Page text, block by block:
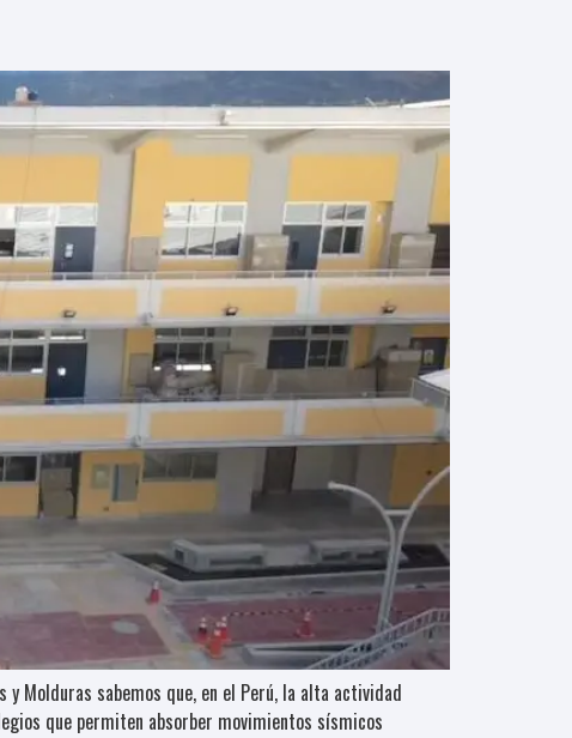
Molduras sabemos que, en el Perú, la alta actividad
que permiten absorber movimientos sísmicos